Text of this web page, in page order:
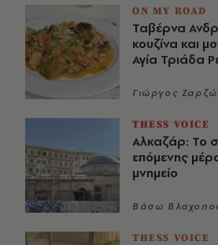
ON MY ROAD
Ταβέρνα
κουζίνα και
Αγία Τριάδα
Γιώργος
THESS VOICE
Αλκαζάρ: Το
επόμενης
μνημείο
Βάσω
THESS VOICE